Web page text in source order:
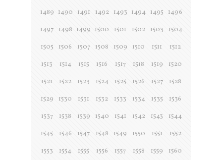
1489 1490 1491 1492 1493 1494 1495
1496
1497
1498 1499 1500 1501 1502 1503
1504
1505
1506 1507 1508 1509 1510 1511
1512
1513
1514 1515 1516 1517 1518 1519
1520
1521
1522 1523 1524 1525 1526 1527
1528
1529
1530 1531 1532 1533 1534 1535
1536
1537
1538 1539 1540 1541 1542 1543
1544
1545
1546 1547 1548 1549 1550 1551
1552
1553
1554 1555 1556 1557 1558 1559
1560